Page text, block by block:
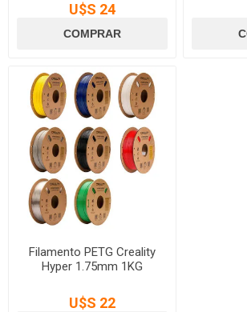
U$S 24
Filamento PETG Creality
Hyper 1.75mm 1KG
U$S 22